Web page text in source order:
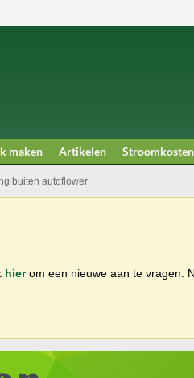
maken Artikelen Stroomkosten
buiten autoflower
hierom een nieuwe aan te vragen.